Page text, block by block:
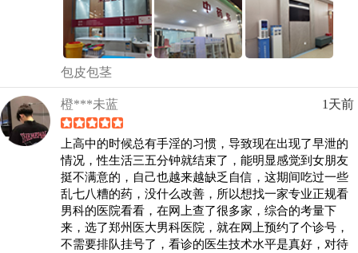
包皮包茎
橙***未蓝 1天前
上高中的时候总有手淫的习惯，导致现在出现了早泄的
情况，性生活三五分钟就结束了，能明显感觉到女朋友
挺不满意的，自己也越来越缺乏自信，这期间吃过一些
乱七八糟的药，没什么改善，所以想找一家专业正规看
男科的医院看看，在网上查了很多家，综合的考量下
来，选了郑州医大男科医院，就在网上预约了个诊号，
不需要排队挂号了，看诊的医生技术水平是真好，对待